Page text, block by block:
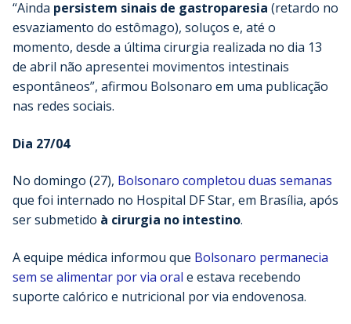
“Ainda persistem sinais de gastroparesia (retardo no
esvaziamento do estômago), soluços e, até o
momento, desde a última cirurgia realizada no dia 13
de abril não apresentei movimentos intestinais
espontâneos”, afirmou Bolsonaro em uma publicação
nas redes sociais.
Dia 27/04
No domingo (27), Bolsonaro completou duas semanas
que foi internado no Hospital DF Star, em Brasília, após
ser submetido à cirurgia no intestino.
A equipe médica informou que Bolsonaro permanecia
sem se alimentar por via oral e estava recebendo
suporte calórico e nutricional por via endovenosa.